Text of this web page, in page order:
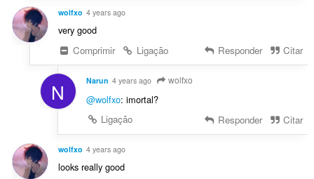
wolfxo 4 years ago
very good
Comprimir
Ligação Responder Citar
N Narun 4 years ago wolfxo
@wolfxo: imortal?
Ligação
Responder Citar
wolfxo 4 years ago
looks really good